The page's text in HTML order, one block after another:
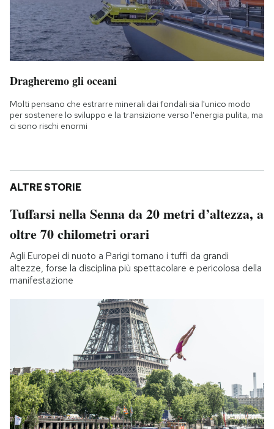
Dragheremo gli oceani
Molti pensano che estrarre minerali dai fondali sia l'unico modo
per sostenere lo sviluppo e la transizione verso l'energia pulita, ma
ci sono rischi enormi
ALTRE STORIE
Tuffarsi nella Senna da 20 metri d’altezza, a
oltre 70 chilometri orari
Agli Europei di nuoto a Parigi tornano i tuffi da grandi
altezze, forse la disciplina più spettacolare e pericolosa della
manifestazione